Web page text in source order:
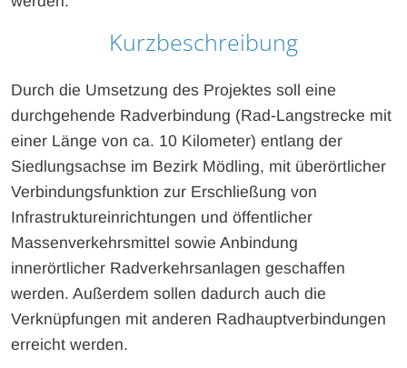
Kurzbeschreibung
Durch die Umsetzung des Projektes soll eine
durchgehende Radverbindung (Rad-Langstrecke mit
einer Länge von ca. 10 Kilometer) entlang der
Siedlungsachse im Bezirk Mödling, mit überörtlicher
Verbindungsfunktion zur Erschließung von
Infrastruktureinrichtungen und öffentlicher
Massenverkehrsmittel sowie Anbindung
innerörtlicher Radverkehrsanlagen geschaffen
werden. Außerdem sollen dadurch auch die
Verknüpfungen mit anderen Radhauptverbindungen
erreicht werden.